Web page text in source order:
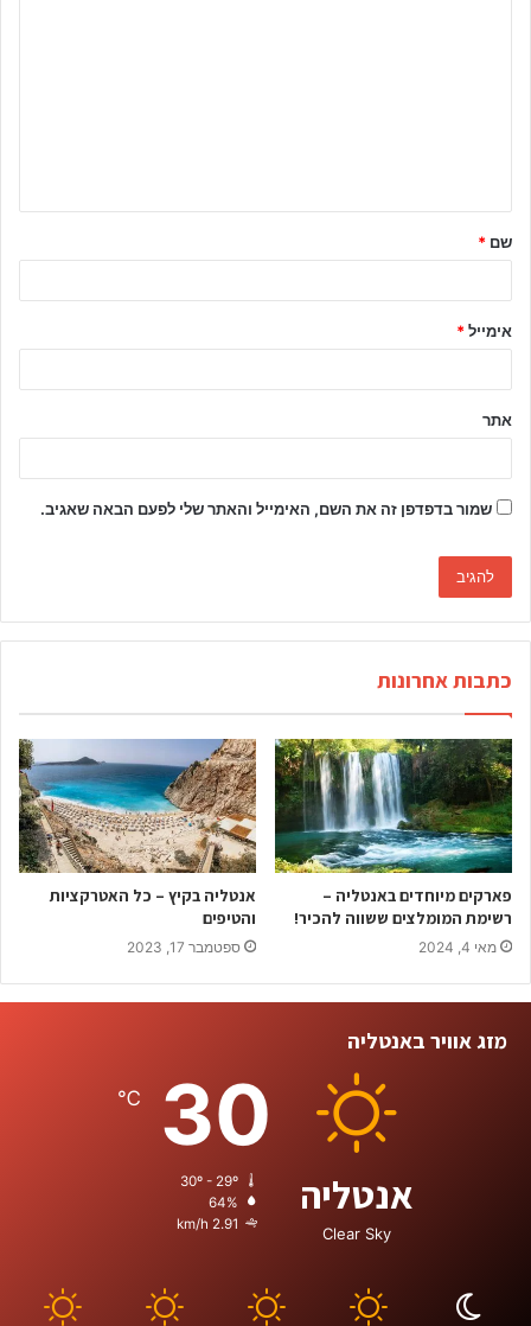
ש
ל
שם *
אימייל*
אתר
שמור בדפדפן זה את השם, האימייל והאתר שלי לפעם הבאה שאגיב.
כתבות אחרונות
פארקים מיוחדים באנטליה –
רשימת המומלצים ששווה להכיר!
מאי 4, 2024
אנטליה בקיץ – כל האטרקציות
והטיפים
ספטמבר 17, 2023
מזג אוויר באנטליה
אנטליה
Clear Sky
30
℃
64%
2.91 km/h